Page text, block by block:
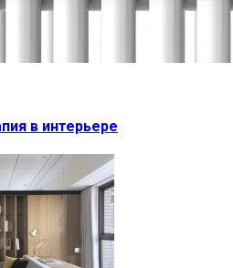
в интерьере